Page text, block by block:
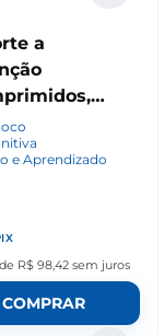
a
e Aprendizado
R$ 98,42 sem juros
COMPRAR